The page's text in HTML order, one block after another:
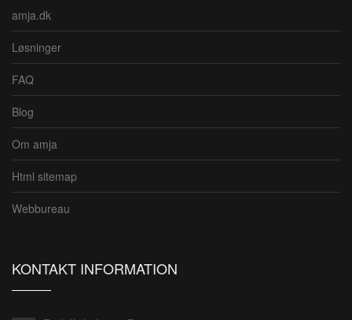
amja.dk
Løsninger
FAQ
Blog
Om amja
Html sitemap
Webbureau
KONTAKT INFORMATION